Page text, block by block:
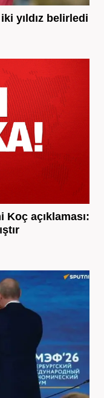
yıldız belirledi
açıklaması: